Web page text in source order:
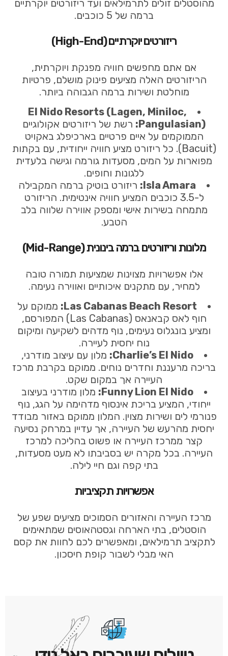
מהוסטלים זולים לתרמילאים ועד ריזורטים יוקרתיים
ברמה של 5 כוכבים.
ריזורטים יוקרתיים (High-End)
אם אתם מחפשים חוויה מפנקת ויוקרתית,
הריזורטים האלה מציעים פינוק מושלם, פרטיות
מוחלטת ושירות ברמה הגבוהה ביותר.
El Nido Resorts (Lagen, Miniloc,
Pangulasian): רשת של ריזורטים אקולוגיים
הממוקמים על איים פרטיים בארכיפלג באקויט
(Bacuit). כל ריזורט מציע חוויה ייחודית, עם בקתות
מפוארות על המים, מסעדות גורמה וגישה בלעדית
ללגונות וחופים.
Isla Amara: ריזורט בוטיק ברמה המקבילה
ל-3.5 כוכבים המציע חוויה אינטימית. הריזורט
מתמחה בשירות אישי ומספק אווירה שלווה בלב
הטבע.
מלונות וריזורטים ברמה בינונית (Mid-Range)
אלו אפשרויות מצוינות שמציעות תמורה טובה
למחיר, עם מתקנים איכותיים ואווירה נעימה.
Las Cabanas Beach Resort: ממוקם על
חוף לאס קבאנאס (Las Cabanas) המפורסם,
ומציע בונגלוס נעימים, נוף מדהים לשקיעה ומיקום
נוח יחסית לעיירה.
Charlie’s El Nido: מלון עם עיצוב מודרני,
בריכה מרעננת וחדרים נוחים. ממוקם בקרבת מרכז
העיירה אך במקום שקט.
Funny Lion El Nido: מלון מודרני בעיצוב
ייחודי, המציע בריכת אינסוף מדהימה על הגג, נוף
פנורמי לים ושירות מצוין. המלון ממוקם באזור מבודד
יחסית מהרעש של העיירה, אך עדיין במרחק נסיעה
קצר ממרכז העיירה או פשוט בהליכה למרכז
העיירה. בכל מקרה יש בסביבתו לא מעט מסעדות,
בתי קפה וגם חיי לילה.
אפשרויות תקציביות
מרכז העיירה והאזורים הסמוכים מציעים שפע של
הוסטלים, בתי הארחה וגסטהאוסים שמתאימים
לתקציב תרמילאים, ומאפשרים לכם לחוות את קסם
האי מבלי לשבור קופת חיסכון.